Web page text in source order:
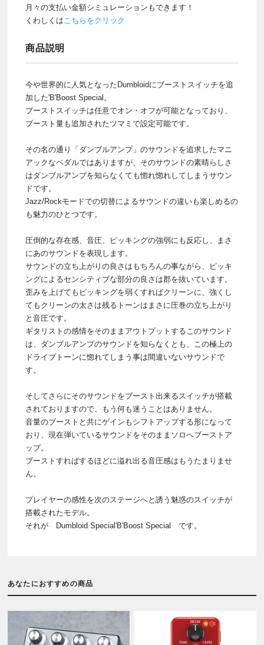
月々の支払い金額シミュレーションもできます！
くわしくは こちらをクリック
商品説明
今や世界的に人気となったDumbloidにブーストスイッチを追
加した'B'Boost Special。
ブーストスイッチは任意でオン・オフが可能となっており、
ブースト量も追加されたツマミで設定可能です。
その名の通り「ダンブルアンプ」のサウンドを追求したマニ
アックなペダルではありますが、そのサウンドの素晴らしさ
はダンブルアンプを知らなくても惚れ惚れしてしまうサウン
ドです。
Jazz/Rockモードでの切替によるサウンドの違いも楽しめるの
も魅力のひとつです。
圧倒的な存在感、音圧、ピッキングの強弱にも反応し、まさ
にあのサウンドを表現します。
サウンドの立ち上がりの良さはもちろんの事ながら、ピッキ
ングによるセンシティブな部分の良さは郡を抜いています。
歪みを上げてもピッキングを弱くすればクリーンに、強くし
てもクリーンの太さは残るトーンはまさに圧巻の立ち上がり
と音圧です。
ギタリストの感情をそのままアウトプットするこのサウンド
は、ダンブルアンプのサウンドを知らなくとも、この極上の
ドライブトーンに惚れてしまう事は間違いないサウンドで
す。
そしてさらにそのサウンドをブースト出来るスイッチが搭載
されておりますので、もう何も迷うことはありません。
音量のブーストと共にゲインもシフトアップする形になって
おり、現在弾いているサウンドをそのままソロへブーストア
ップ。
ブーストすればするほどに溢れ出る音圧感はもうたまりませ
ん。
プレイヤーの感性を次のステージへと誘う魅惑のスイッチが
搭載されたモデル。
それが Dumbloid Special'B'Boost Special です。
あなたにおすすめの商品